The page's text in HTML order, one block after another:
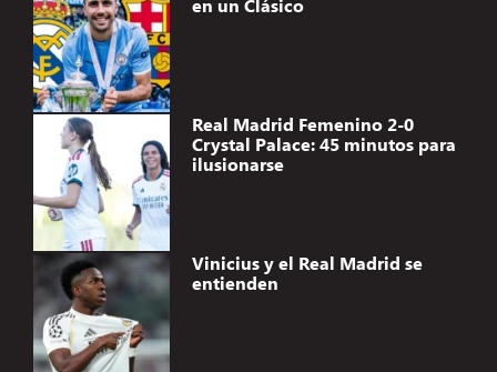
en un Clásico
Real Madrid Femenino 2-0
Crystal Palace: 45 minutos para
ilusionarse
Vinicius y el Real Madrid se
entienden